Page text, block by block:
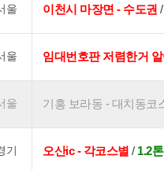
울 이천시 마장면 - 수도권 /
울 임대번호판 저렴한거
울 기흥 보라동 - 대치동코
기 오산ic - 각코스별 / 1.2